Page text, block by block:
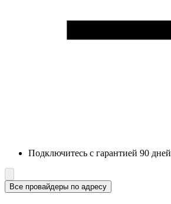
Подключитесь с гарантией 90 дней
Все провайдеры по адресу